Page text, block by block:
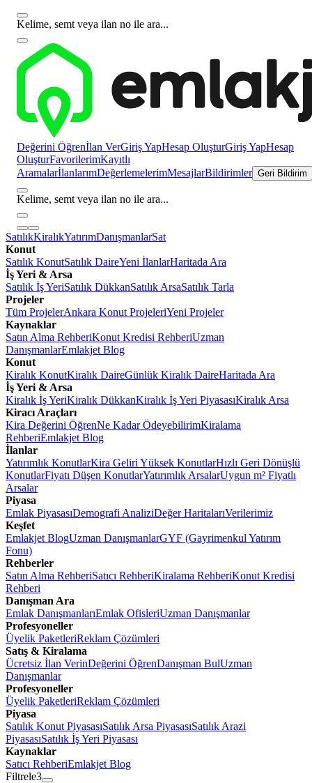
Kelime, semt veya ilan no ile ara...
Değerini Öğrenİlan VerGiriş YapHesap OluşturGiriş YapHesap
OluşturFavorilerimKayıtlı
AramalarİlanlarımDeğerlemelerimMesajlarBildirimler Geri Bildirim
Kelime, semt veya ilan no ile ara...
SatılıkKiralıkYatırımDanışmanlarSat
Konut
Satılık KonutSatılık DaireYeni İlanlarHaritada Ara
İş Yeri & Arsa
Satılık İş YeriSatılık DükkanSatılık ArsaSatılık Tarla
Projeler
Tüm ProjelerAnkara Konut ProjeleriYeni Projeler
Kaynaklar
Satın Alma RehberiKonut Kredisi RehberiUzman
DanışmanlarEmlakjet Blog
Konut
Kiralık KonutKiralık DaireGünlük Kiralık DaireHaritada Ara
İş Yeri & Arsa
Kiralık İş YeriKiralık DükkanKiralık İş Yeri PiyasasıKiralık Arsa
Kiracı Araçları
Kira Değerini ÖğrenNe Kadar ÖdeyebilirimKiralama
RehberiEmlakjet Blog
İlanlar
Yatırımlık KonutlarKira Geliri Yüksek KonutlarHızlı Geri Dönüşlü
KonutlarFiyatı Düşen KonutlarYatırımlık ArsalarUygun m² Fiyatlı
Arsalar
Piyasa
Emlak PiyasasıDemografi AnaliziDeğer HaritalarıVerilerimiz
Keşfet
Emlakjet BlogUzman DanışmanlarGYF (Gayrimenkul Yatırım
Fonu)
Rehberler
Satın Alma RehberiSatıcı RehberiKiralama RehberiKonut Kredisi
Rehberi
Danışman Ara
Emlak DanışmanlarıEmlak OfisleriUzman Danışmanlar
Profesyoneller
Üyelik PaketleriReklam Çözümleri
Satış & Kiralama
Ücretsiz İlan VerinDeğerini ÖğrenDanışman BulUzman
Danışmanlar
Profesyoneller
Üyelik PaketleriReklam Çözümleri
Piyasa
Satılık Konut PiyasasıSatılık Arsa PiyasasıSatılık Arazi
PiyasasıSatılık İş Yeri Piyasası
Kaynaklar
Satıcı RehberiEmlakjet Blog
Filtrele3